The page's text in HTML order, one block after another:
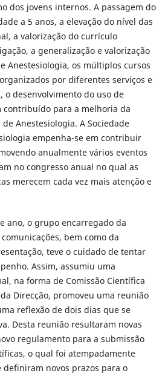
dos jovens internos. A passagem do
a 5 anos, a elevação do nível das
a valorização do currículo
a generalização e valorização
Anestesiologia, os múltiplos cursos
por diferentes serviços e
o desenvolvimento do uso de
para a melhoria da
Anestesiologia. A Sociedade
empenha-se em contribuir
anualmente vários eventos
no congresso anual no qual as
merecem cada vez mais atenção e
ano, o grupo encarregado da
bem como da
teve o cuidado de tentar
Assim, assumiu uma
na forma de Comissão Científica
Direcção, promoveu uma reunião
reflexão de dois dias que se
Desta reunião resultaram novas
regulamento para a submissão
o qual foi atempadamente
definiram novos prazos para o